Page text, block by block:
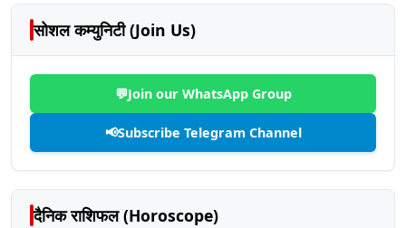
सोशल कम्युनिटी (Join Us)
💬Join our WhatsApp Group
📢Subscribe Telegram Channel
दैनिक राशिफल (Horoscope)